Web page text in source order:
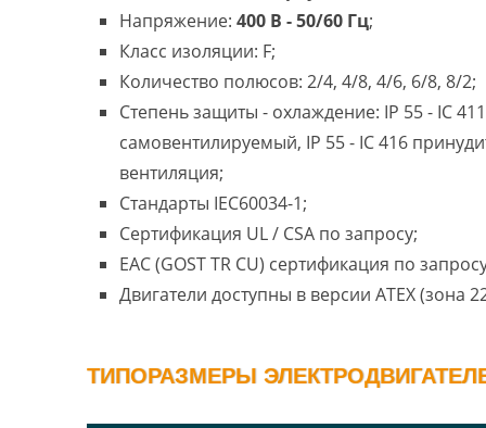
Напряжение: 400 В - 50/60 Гц;
Класс изоляции: F;
Количество полюсов: 2/4, 4/8, 4/6, 6/8, 8/2;
Степень защиты - охлаждение: IP 55 - IC 411
самовентилируемый, IP 55 - IC 416
вентиляция;
Стандарты IEC60034-1;
Сертификация UL / CSA по запросу;
EAC (GOST TR CU) сертификация по
Двигатели доступны в версии ATEX (зона
ТИПОРАЗМЕРЫ